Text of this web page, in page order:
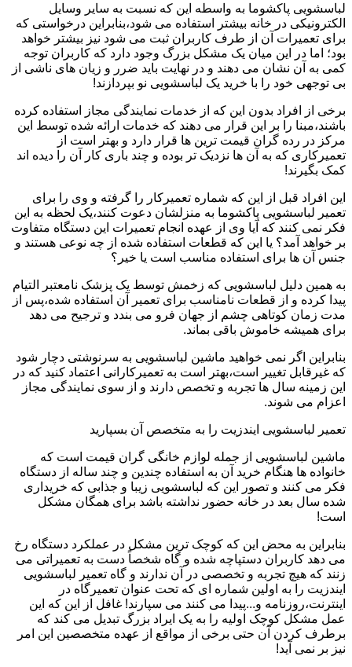
لباسشویی پاکشوما به واسطه این که نسبت به سایر وسایل
الکترونیکی در خانه بیشتر استفاده می شود،بنابراین درخواستی که
برای تعمیرات آن از طرف کاربران ثبت می شود نیز بیشتر خواهد
بود؛ اما در این میان یک مشکل بزرگ وجود دارد که کاربران توجه
کمی به آن نشان می دهند و در نهایت باید ضرر و زیان های ناشی از
بی توجهی خود را با خرید یک لباسشویی نو بپردازند!
برخی از افراد بدون این که از خدمات نمایندگی مجاز استفاده کرده
باشند،مبنا را بر این قرار می دهند که خدمات ارائه شده توسط این
مرکز در رده گران قیمت ترین ها قرار دارد و بهتر است از
تعمیرکاری که به آن ها نزدیک تر بوده و چند باری کار آن را دیده اند
کمک بگیرند!
این افراد قبل از این که شماره تعمیرکار را گرفته و وی را برای
تعمیر لباسشویی پاکشوما به منزلشان دعوت کنند،یک لحظه به این
فکر نمی کنند که آیا وی از عهده انجام تعمیرات این دستگاه متفاوت
بر خواهد آمد؟ یا این که قطعات استفاده شده از چه نوعی هستند و
جنس آن ها برای استفاده مناسب است یا خیر؟
به همین دلیل لباسشویی که زخمش توسط یک پزشک نامعتبر التیام
پیدا کرده و از قطعات نامناسب برای تعمیر آن استفاده شده،پس از
مدت زمان کوتاهی چشم از جهان فرو می بندد و ترجیح می دهد
برای همیشه خاموش باقی بماند.
بنابراین اگر نمی خواهید ماشین لباسشویی به سرنوشتی دچار شود
که غیرقابل تغییر است،بهتر است به تعمیرکارانی اعتماد کنید که در
این زمینه سال ها تجربه و تخصص دارند و از سوی نمایندگی مجاز
اعزام می شوند.
تعمیر لباسشویی ایندزیت را به متخصص آن بسپارید
ماشین لباسشویی از جمله لوازم خانگی گران قیمت است که
خانواده ها هنگام خرید آن به استفاده چندین و چند ساله از دستگاه
فکر می کنند و تصور این که لباسشویی زیبا و جذابی که خریداری
شده سال بعد در خانه حضور نداشته باشد برای همگان مشکل
است!
بنابراین به محض این که کوچک ترین مشکل در عملکرد دستگاه رخ
می دهد کاربران دستپاچه شده و گاه شخصاً دست به تعمیراتی می
زنند که هیچ تجربه و تخصصی در آن ندارند و گاه تعمیر لباسشویی
ایندزیت را به اولین شماره ای که تحت عنوان تعمیرگاه در
اینترنت،روزنامه و...پیدا می کنند می سپارند! غافل از این که این
عمل مشکل کوچک اولیه را به یک ایراد بزرگ تبدیل می کند که
برطرف کردن آن حتی برخی از مواقع از عهده متخصصین این امر
نیز بر نمی آید!